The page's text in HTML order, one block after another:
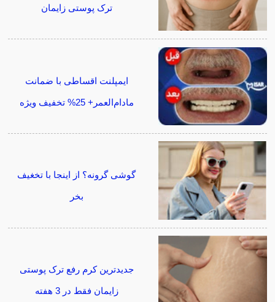
ترک پوستی زایمان
ایمپلنت اقساطی با ضمانت
مادام‌العمر+ 25% تخفیف ویژه
گوشی گرونه؟ از اینجا با تخغیف
بخر
جدیدترین کرم رفع ترک پوستی
زایمان فقط در 3 هفته